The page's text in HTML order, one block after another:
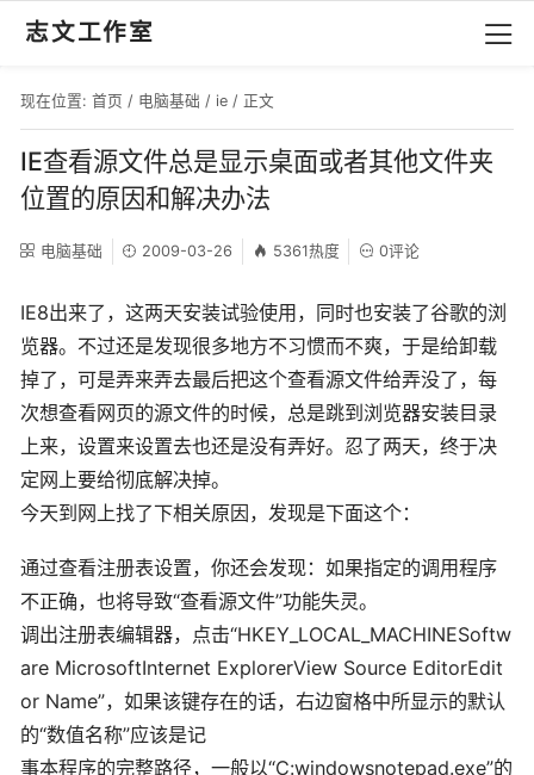
志文工作室
现在位置: 首页 / 电脑基础 / ie / 正文
IE查看源文件总是显示桌面或者其他文件夹
位置的原因和解决办法
电脑基础 2009-03-26 5361热度 0评论
IE8出来了，这两天安装试验使用，同时也安装了谷歌的浏
览器。不过还是发现很多地方不习惯而不爽，于是给卸载
掉了，可是弄来弄去最后把这个查看源文件给弄没了，每
次想查看网页的源文件的时候，总是跳到浏览器安装目录
上来，设置来设置去也还是没有弄好。忍了两天，终于决
定网上要给彻底解决掉。
今天到网上找了下相关原因，发现是下面这个：
通过查看注册表设置，你还会发现：如果指定的调用程序
不正确，也将导致“查看源文件”功能失灵。
调出注册表编辑器，点击“HKEY_LOCAL_MACHINESoftw
are MicrosoftInternet ExplorerView Source EditorEdit
or Name”，如果该键存在的话，右边窗格中所显示的默认
的“数值名称”应该是记
事本程序的完整路径，一般以“C:windowsnotepad.exe”的